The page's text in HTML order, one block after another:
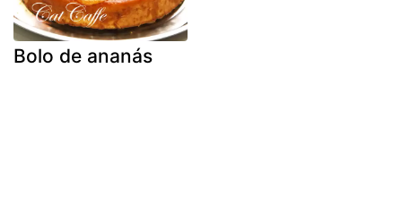
Bolo de ananás